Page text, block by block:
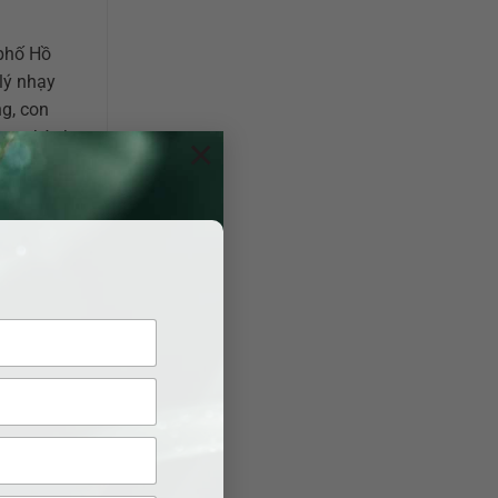
Hồ
nhạy
con
– thành
của bạn